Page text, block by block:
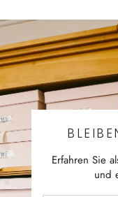
Erfahren Sie
und